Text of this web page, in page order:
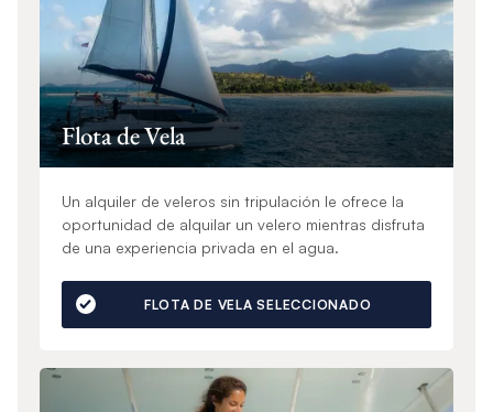
Flota de Vela
Un alquiler de veleros sin tripulación le ofrece la
oportunidad de alquilar un velero mientras disfruta
de una experiencia privada en el agua.
FLOTA DE VELA SELECCIONADO